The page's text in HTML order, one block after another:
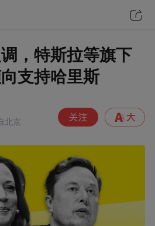
，特斯拉等旗下
支持哈里斯
北京